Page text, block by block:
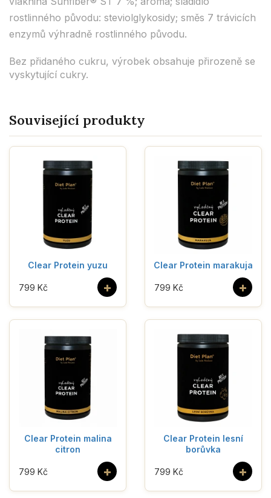
rostlinného původu: steviolglykosidy; směs 7 trávicích
enzymů výhradně rostlinného původu.
Bez přidaného cukru, výrobek obsahuje přirozeně se
vyskytující cukry.
Související produkty
Clear Protein yuzu
+
799 Kč
Clear Protein marakuja
+
799 Kč
Clear Protein malina
citron
+
799 Kč
Clear Protein lesní
borůvka
+
799 Kč